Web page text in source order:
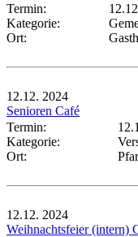
Termin:
Kategorie:
Ort:
12.12. 2024
Senioren Café
Termin:
Kategorie:
Ort:
12.12. 2024
Weihnachtsfeier (intern)